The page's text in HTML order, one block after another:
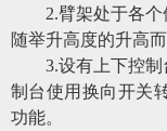
2.臂架处于各
随举升高度的升高而
3.设有上下控
制台使用换向开关
功能。